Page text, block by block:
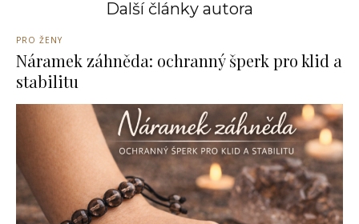
Další články autora
PRO ŽENY
Náramek záhněda: ochranný šperk pro klid a
stabilitu